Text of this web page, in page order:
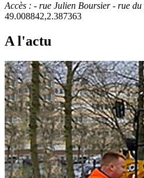
Accès : - rue Julien Boursier - rue
49.008842,2.387363
A l'actu